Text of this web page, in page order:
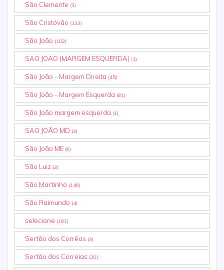
São Clemente (3)
São Cristóvão (133)
São João (102)
SAO JOAO (MARGEM ESQUERDA) (1)
São João - Margem Direita (45)
São João - Margem Esquerda (81)
São João margem esquerda (1)
SAO JOÃO MD (3)
São João ME (6)
São Luiz (2)
São Martinho (149)
São Raimundo (4)
selecione (181)
Sertão dos Corrêas (3)
Sertão dos Correias (20)